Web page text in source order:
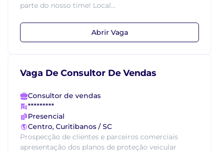
parte do nosso time! Local...
Abrir Vaga
Vaga De Consultor De Vendas
Consultor de vendas
*********
Presencial
Centro, Curitibanos / SC
Prospecção de clientes e parceiros comerciais
apresentação dos planos de proteção veicular